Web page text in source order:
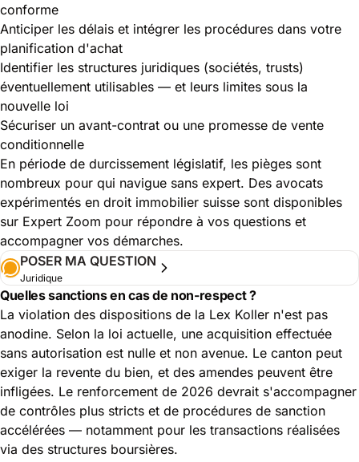
conforme
Anticiper les délais et intégrer les procédures dans votre
planification d'achat
Identifier les structures juridiques (sociétés, trusts)
éventuellement utilisables — et leurs limites sous la
nouvelle loi
Sécuriser un avant-contrat ou une promesse de vente
conditionnelle
En période de durcissement législatif, les pièges sont
nombreux pour qui navigue sans expert. Des avocats
expérimentés en droit immobilier suisse sont disponibles
sur Expert Zoom pour répondre à vos questions et
accompagner vos démarches.
POSER MA QUESTION
Juridique
Quelles sanctions en cas de non-respect ?
La violation des dispositions de la Lex Koller n'est pas
anodine. Selon la loi actuelle, une acquisition effectuée
sans autorisation est nulle et non avenue. Le canton peut
exiger la revente du bien, et des amendes peuvent être
infligées. Le renforcement de 2026 devrait s'accompagner
de contrôles plus stricts et de procédures de sanction
accélérées — notamment pour les transactions réalisées
via des structures boursières.